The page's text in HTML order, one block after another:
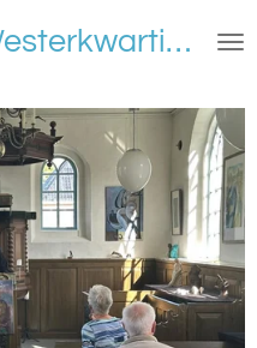
Dichtclub Westerkwartier